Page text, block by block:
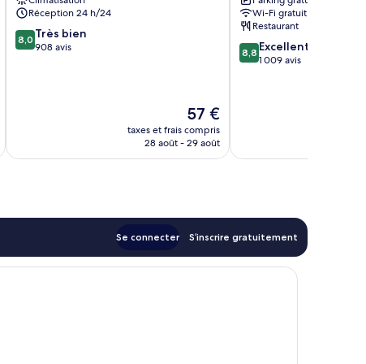
Réception 24 h/24
8.0
sur
8,0 Très bien
908 avis
Le
nouveau
prix
57 €
taxes et frais compris
28 août - 29 août
Ermita
Wi-Fi gratuit
Restaurant
8.8
sur
8,8 Excellent
1 009 avis
Se connecter S’inscrire gratuitement